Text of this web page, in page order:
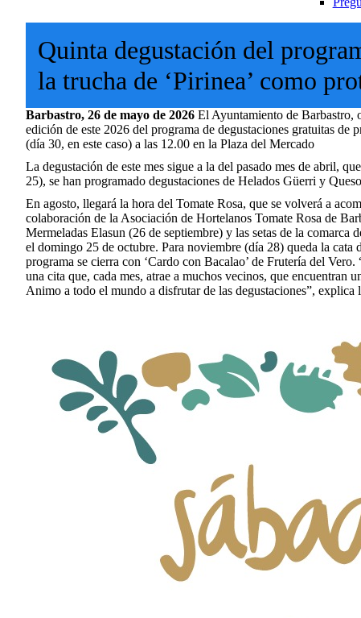
Quinta degustación del
la trucha de ‘Pirinea’ como
Barbastro, 26 de mayo de 2026 El Ayuntamiento de Barbastro,
edición de este 2026 del programa de degustaciones gratuitas de
(día 30, en este caso) a las 12.00 en la Plaza del Mercado
La degustación de este mes sigue a la del pasado mes de abril,
25), se han programado degustaciones de Helados Güerri y
En agosto, llegará la hora del Tomate Rosa, que se volverá a
colaboración de la Asociación de Hortelanos Tomate Rosa de
Mermeladas Elasun (26 de septiembre) y las setas de la
el domingo 25 de octubre. Para noviembre (día 28) queda la
programa se cierra con ‘Cardo con Bacalao’ de Frutería del
una cita que, cada mes, atrae a muchos vecinos, que encuentran
Animo a todo el mundo a disfrutar de las degustaciones”,